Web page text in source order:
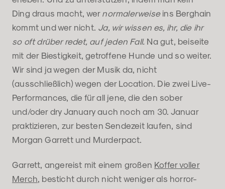
Ding draus macht, wer normalerweiseins Berghain
kommt und wer nicht. Ja, wir wissen es, ihr, die ihr
so oft drüber redet, auf jeden Fall. Na gut, beiseite
mit der Biestigkeit, getroffene Hunde und so weiter.
Wir sind ja wegen der Musik da, nicht
(ausschließlich) wegen der Location. Die zwei Live-
Performances, die für all jene, die den sober
und/oder dry January auch noch am 30. Januar
praktizieren, zur besten Sendezeit laufen, sind
Morgan Garrett und Murderpact.
Garrett, angereist mit einem großen Koffer voller
Merch, besticht durch nicht weniger als horror-